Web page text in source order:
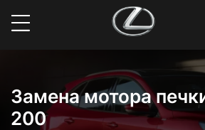
Замена мотора
200